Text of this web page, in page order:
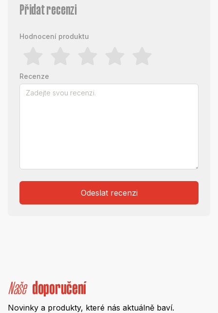
Přidat recenzi
Hodnocení produktu
Recenze
Odeslat recenzi
Naše doporučení
Novinky a produkty, které nás aktuálně baví.